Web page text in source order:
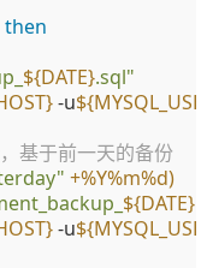
then
${DATE}.sql"
-u
基于前一天的备份
+%Y%m%d)
${DATE}
-u